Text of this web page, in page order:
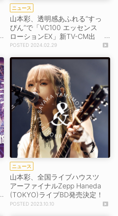
ニュース
山本彩、透明感あふれる“すっ
ぴん”で「VC100 エッセンス
ローションEX」新TV-CM出
演！「最近スキンケアに力を
る時が来た」
2024.02.29
ニュース
山本彩、全国ライブハウスツ
アーファイナルZepp Haneda
(TOKYO)ライブBD発売決定！
2023.10.10